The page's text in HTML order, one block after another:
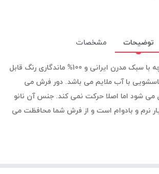
توضیحات
مشخصات
با پارچه با سبک مدرن ایرانی و 100% ماندگاری رنگ قابل
با آب ملایم می باشد. دور فرش می
شود اما اصلا حرکت نمی کند. جنس آن نانو
نرم و بادوام است و از فرش شما محافظت می